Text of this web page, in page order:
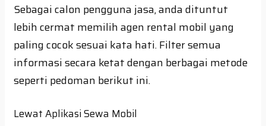
Sebagai calon pengguna jasa, anda dituntut
lebih cermat memilih agen rental mobil yang
paling cocok sesuai kata hati. Filter semua
informasi secara ketat dengan berbagai metode
seperti pedoman berikut ini.
Lewat Aplikasi Sewa Mobil